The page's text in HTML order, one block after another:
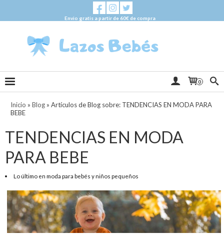
Envio gratis a partir de 60€ de compra
0
Inicio » Blog » Artículos de Blog sobre: TENDENCIAS EN MODA PARA
BEBE
TENDENCIAS EN MODA
PARA BEBE
Lo último en moda para bebés y niños pequeños